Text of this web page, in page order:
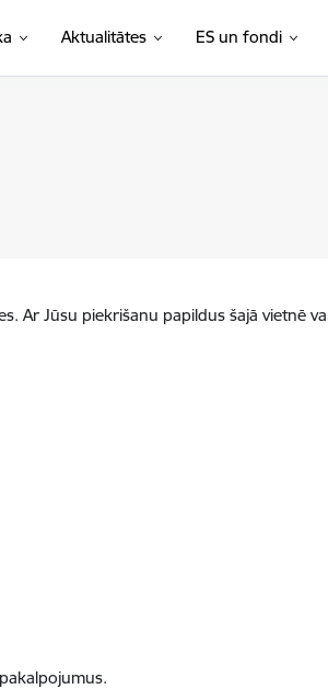
Aktualitātes ES un fondi
Ar Jūsu piekrišanu papildus šajā vietnē